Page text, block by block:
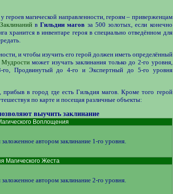
героев магической направленности, героям – приверженцам
вГильдии магов за 500 золотых, если конечно
хранится в инвентаре героя в специально отведённом для
и чтобы изучить его герой должен иметь определённый
Мудростиможет изучать заклинания только до 2-го уровня,
Продвинутый до 4-го и Экспертный до 5-го уровня
прибыв в город где есть Гильдия магов. Кроме того герой
по карте и посещая различные объекты:
выучить заклинание
Воплощения
автором заклинание 1-го уровня.
Магического Жеста
автором заклинание 2-го уровня.